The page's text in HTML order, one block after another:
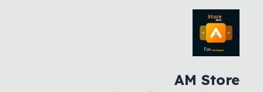
AM Store